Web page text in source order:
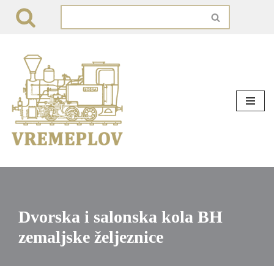
content
Dvorska i salonska kola BH
zemaljske željeznice